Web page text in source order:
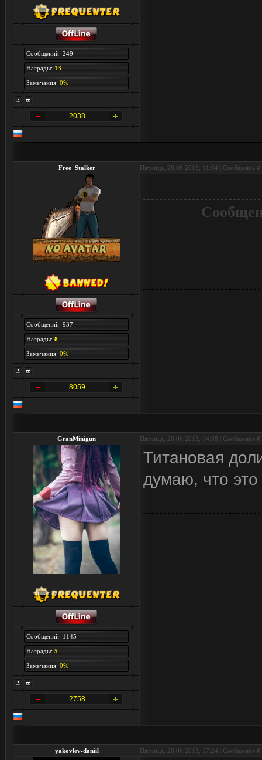
Сообщений: 249
Награды: 13
Замечания: 0%
2038
Free_Stalker Пятница, 28.06.2013, 11:34 | Сообщение #
Сообщений: 937
Награды: 8
Замечания: 0%
8059
GranMinigun Пятница, 28.06.2013, 14:58 | Сообщение #
Сообщений: 1145
Награды: 5
Замечания: 0%
2758
Титановая
думаю, что это
yakovlev-daniil Пятница, 28.06.2013, 17:24 | Сообщение #